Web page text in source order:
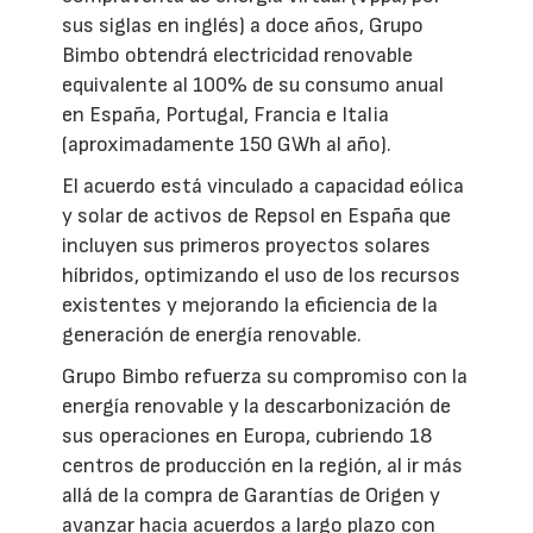
sus siglas en inglés) a doce años, Grupo
Bimbo obtendrá electricidad renovable
equivalente al 100% de su consumo anual
en España, Portugal, Francia e Italia
(aproximadamente 150 GWh al año).
El acuerdo está vinculado a capacidad eólica
y solar de activos de Repsol en España que
incluyen sus primeros proyectos solares
híbridos, optimizando el uso de los recursos
existentes y mejorando la eficiencia de la
generación de energía renovable.
Grupo Bimbo refuerza su compromiso con la
energía renovable y la descarbonización de
sus operaciones en Europa, cubriendo 18
centros de producción en la región, al ir más
allá de la compra de Garantías de Origen y
avanzar hacia acuerdos a largo plazo con